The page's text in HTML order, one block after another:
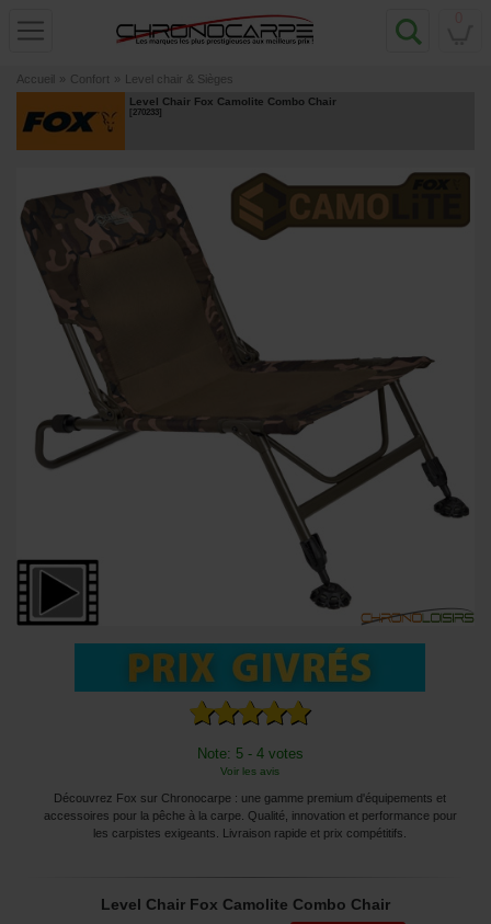
Accueil » Confort » Level chair & Sièges
Level Chair Fox Camolite Combo Chair
[270233]
Note: 5 - 4 votes
Voir les avis
Découvrez Fox sur Chronocarpe : une gamme premium d'équipements et
accessoires pour la pêche à la carpe. Qualité, innovation et performance pour
les carpistes exigeants. Livraison rapide et prix compétitifs.
Level Chair Fox Camolite Combo Chair